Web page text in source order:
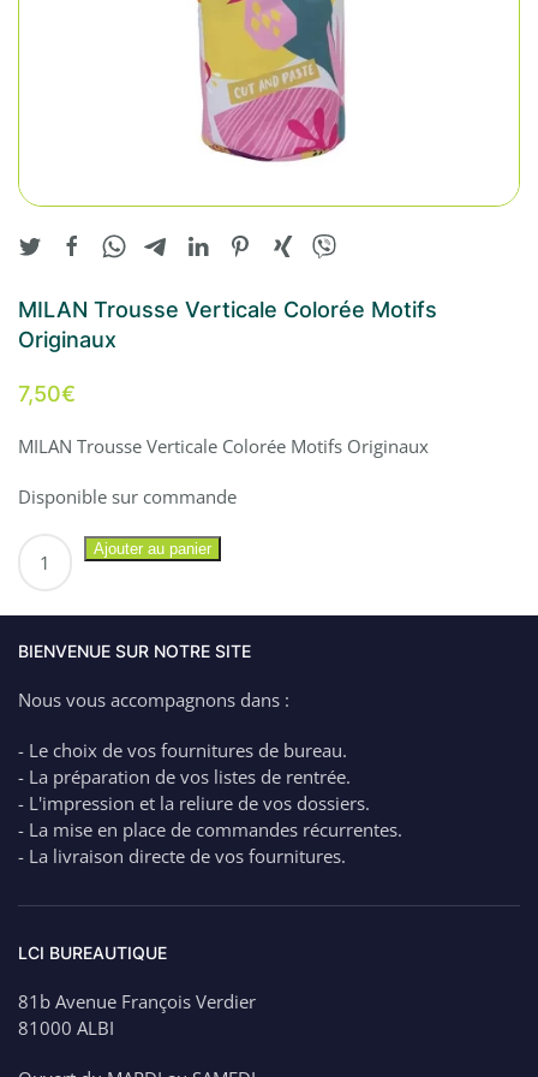
MILAN Trousse Verticale Colorée Motifs
Originaux
7,50€
MILAN Trousse Verticale Colorée Motifs Originaux
Disponible sur commande
Verticale
Motifs
Ajouter au panier
BIENVENUE SUR NOTRE SITE
Nous vous accompagnons dans :
- Le choix de vos fournitures de bureau.
- La préparation de vos listes de rentrée.
- L'impression et la reliure de vos dossiers.
- La mise en place de commandes récurrentes.
- La livraison directe de vos fournitures.
LCI BUREAUTIQUE
81b Avenue François Verdier
81000 ALBI